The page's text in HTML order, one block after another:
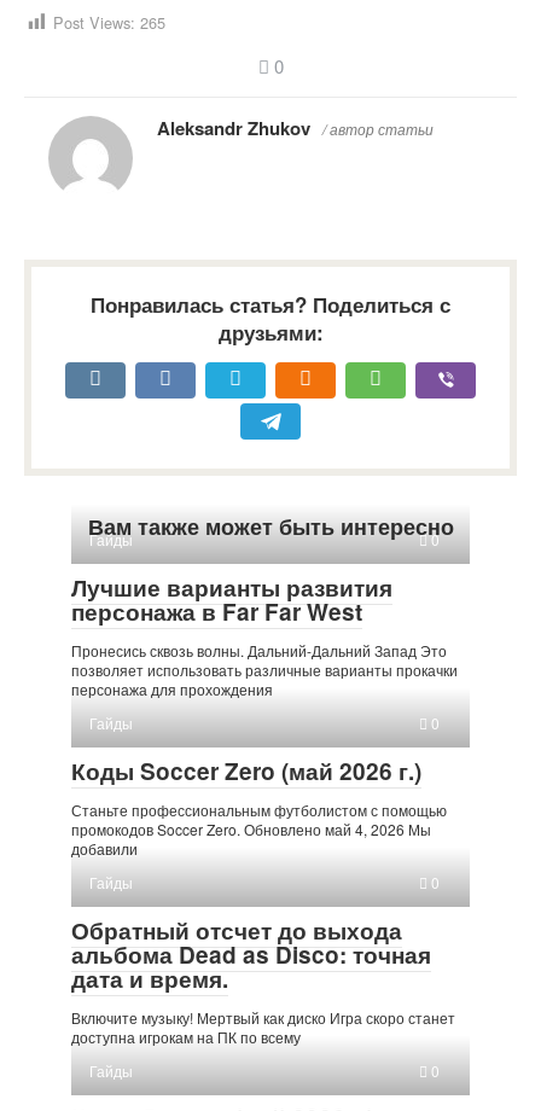
Post Views: 265
0
Aleksandr Zhukov / автор статьи
Понравилась статья? Поделиться с
друзьями:
Вам также может быть интересно
Гайды 0
Лучшие варианты развития
персонажа в Far Far West
Пронесись сквозь волны. Дальний-Дальний Запад Это
позволяет использовать различные варианты прокачки
персонажа для прохождения
Гайды
0
Коды Soccer Zero (май 2026 г.)
Станьте профессиональным футболистом с помощью
промокодов Soccer Zero. Обновлено май 4, 2026 Мы
добавили
Гайды
0
Обратный отсчет до выхода
альбома Dead as Disco: точная
дата и время.
Включите музыку! Мертвый как диско Игра скоро станет
доступна игрокам на ПК по всему
Гайды
0